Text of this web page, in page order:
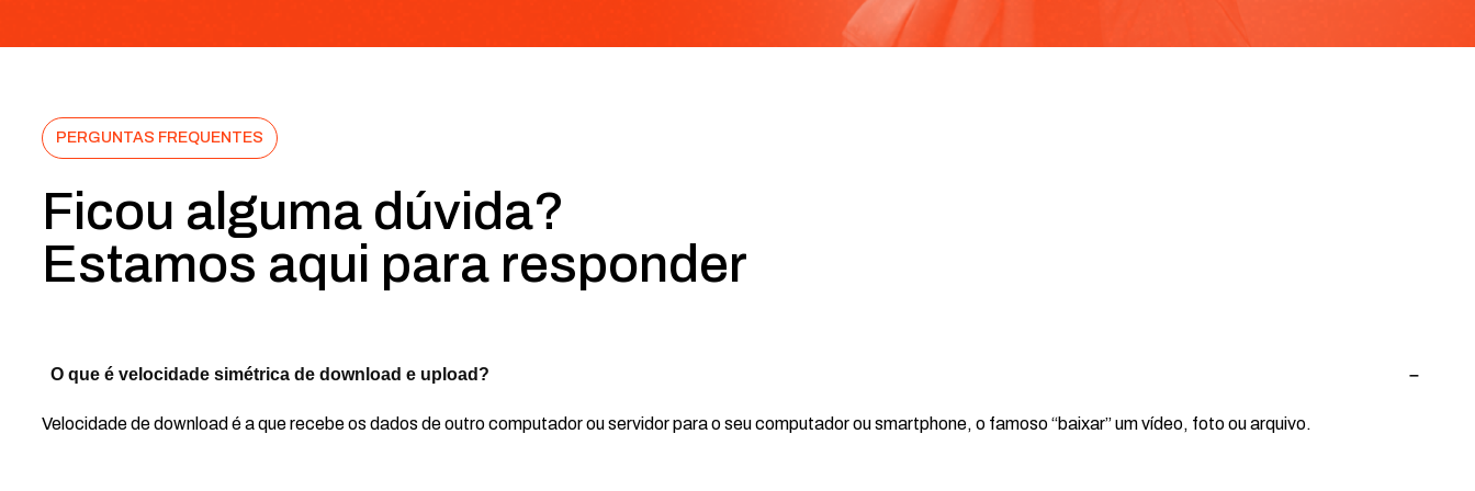
PERGUNTAS FREQUENTES
Ficou alguma dúvida?
Estamos aqui para responder
O que é velocidade simétrica de download e upload?
Velocidade de download é a que recebe os dados de outro computador ou servidor para o seu computador ou smartphone, o famoso “baixar” um vídeo, foto ou arquivo.